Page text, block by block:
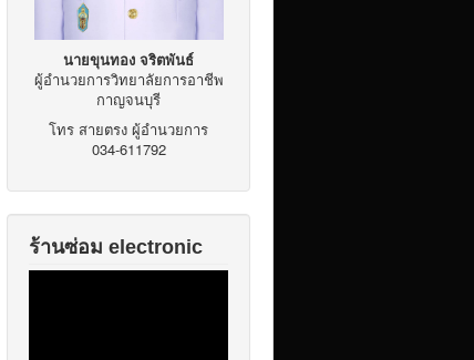
นายขุนทอง จริตพันธ์
ผู้อำนวยการวิทยาลัยการอาชีพ
กาญจนบุรี
โทร สายตรง ผู้อำนวยการ
034-611792
ร้านซ่อม electronic